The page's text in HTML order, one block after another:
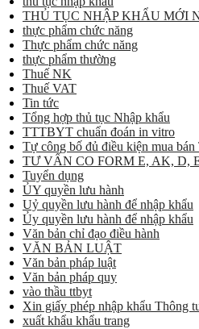
THỦ TỤC NHẬP KHẨU MỚI
thực phẩm chức năng
Thực phẩm chức năng
thực phẩm thường
Thuế NK
Thuế VAT
Tin tức
Tổng hợp thủ tục Nhập khẩu
TTTBYT chuẩn đoán in vitro
Tự công bố đủ điều kiện mua
TƯ VẤN CO FORM E, AK, D,
Tuyển dụng
ỦY quyền lưu hành
Uỷ quyền lưu hành để nhập khẩu
Ủy quyền lưu hành để nhập khẩu
Văn bản chỉ đạo điều hành
VĂN BẢN LUẬT
Văn bản pháp luật
Văn bản pháp quy
vào thầu ttbyt
Xin giấy phép nhập khẩu Thông
xuất khẩu khẩu trang